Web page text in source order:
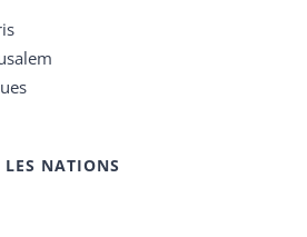
LES NATIONS